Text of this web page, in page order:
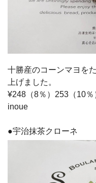
十勝産のコーンマヨを
上げました。
¥248（8％）253（10％
inoue
●宇治抹茶クローネ